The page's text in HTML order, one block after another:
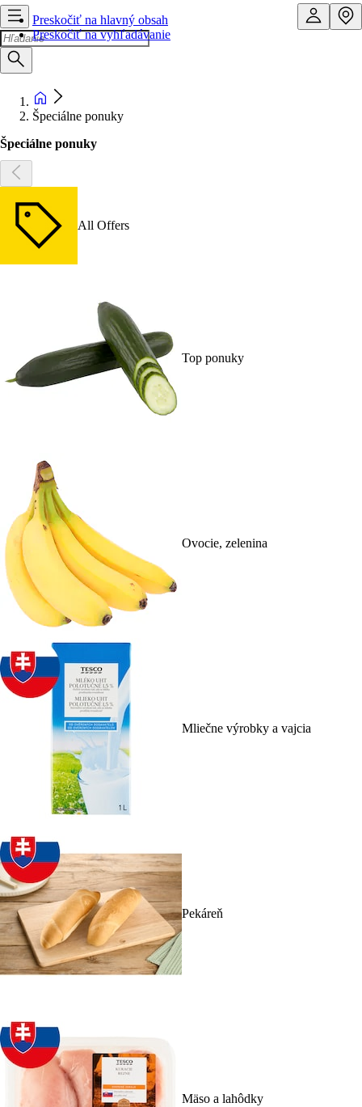
Preskočiť na hlavný obsah
Preskočiť na vyhľadávanie
Špeciálne ponuky
Špeciálne ponuky
All Offers
Top ponuky
Ovocie, zelenina
Mliečne výrobky a vajcia
Pekáreň
Mäso a lahôdky